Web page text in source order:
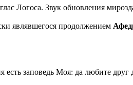
Логоса. Звук обновления
являвшегося продолжением
заповедь Моя: да любите друг